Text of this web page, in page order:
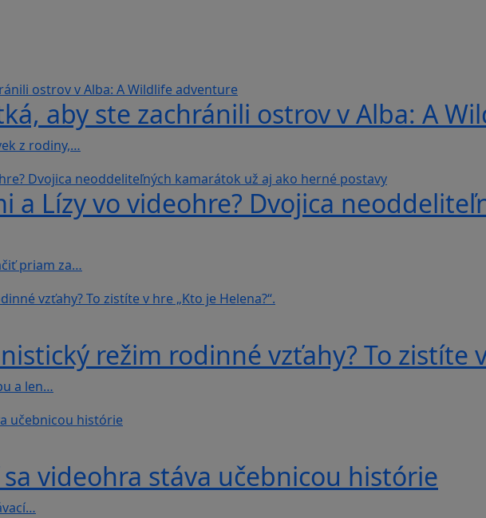
aby ste zachránili ostrov v Alba: A
z rodiny,…
a Lízy vo videohre? Dvojica
priam za…
režim rodinné vzťahy? To zistíte
a len…
videohra stáva učebnicou histórie